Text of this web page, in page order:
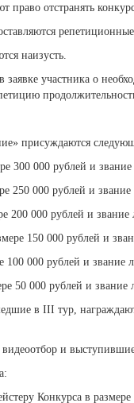
право отстранять
наизусть.
заявке участника о
присуждаются
000 рублей и звание
000 рублей и звание
000 рублей и звание
150 000 рублей и
000 рублей и звание
000 рублей и звание
в III тур,
и
Конкурса в размере